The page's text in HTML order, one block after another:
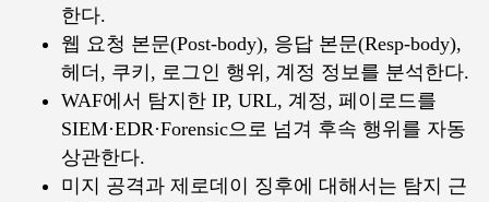
한다.
웹 요청 본문(Post-body), 응답 본문(Resp-body),
헤더, 쿠키, 로그인 행위, 계정 정보를 분석한다.
WAF에서 탐지한 IP, URL, 계정, 페이로드를
SIEM·EDR·Forensic으로 넘겨 후속 행위를 자동
상관한다.
미지 공격과 제로데이 징후에 대해서는 탐지 근